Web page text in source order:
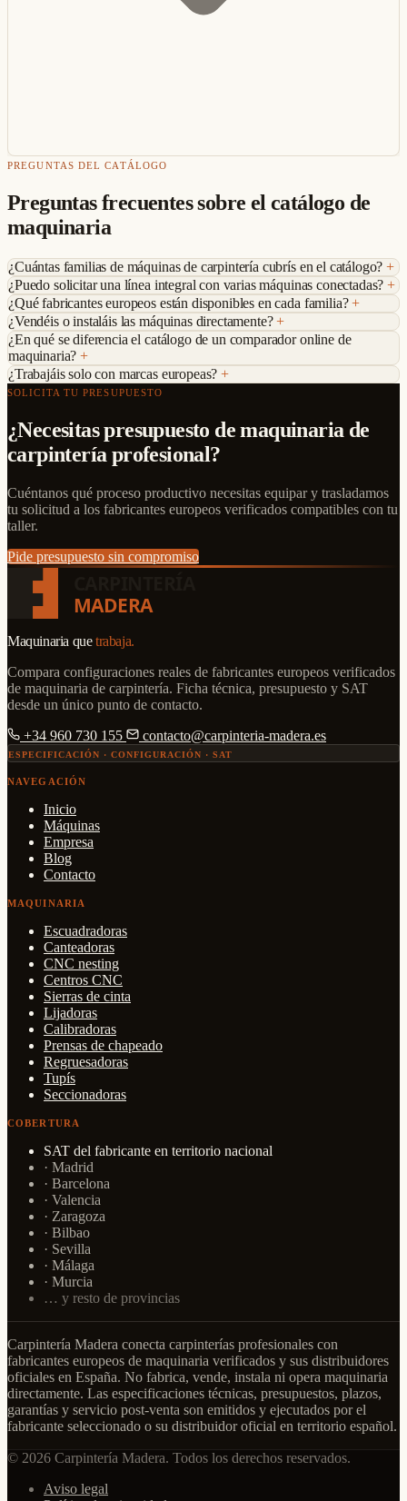
PREGUNTAS DEL CATÁLOGO
Preguntas frecuentes sobre el catálogo de
maquinaria
¿Cuántas familias de máquinas de carpintería cubrís en el catálogo? +
¿Puedo solicitar una línea integral con varias máquinas conectadas? +
¿Qué fabricantes europeos están disponibles en cada familia? +
¿Vendéis o instaláis las máquinas directamente? +
¿En qué se diferencia el catálogo de un comparador online de
maquinaria? +
¿Trabajáis solo con marcas europeas? +
SOLICITA TU PRESUPUESTO
¿Necesitas presupuesto de maquinaria de
carpintería profesional?
Cuéntanos qué proceso productivo necesitas equipar y trasladamos
tu solicitud a los fabricantes europeos verificados compatibles con tu
taller.
Pide presupuesto sin compromiso
MADERA
Maquinaria quetrabaja.
Compara configuraciones reales de fabricantes europeos verificados
de maquinaria de carpintería. Ficha técnica, presupuesto y SAT
desde un único punto de contacto.
+34 960 730 155
contacto@carpinteria-madera.es
ESPECIFICACIÓN · CONFIGURACIÓN · SAT
NAVEGACIÓN
Inicio
Máquinas
Empresa
Blog
Contacto
MAQUINARIA
Escuadradoras
Canteadoras
CNC nesting
Centros CNC
Sierras de cinta
Lijadoras
Calibradoras
Prensas de chapeado
Regruesadoras
Tupís
Seccionadoras
COBERTURA
SAT del fabricante en territorio nacional
· Madrid
· Barcelona
· Valencia
· Zaragoza
· Bilbao
· Sevilla
· Málaga
· Murcia
… y resto de provincias
Carpintería Madera conecta carpinterías profesionales con
fabricantes europeos de maquinaria verificados y sus distribuidores
oficiales en España. No fabrica, vende, instala ni opera maquinaria
directamente. Las especificaciones técnicas, presupuestos, plazos,
garantías y servicio post-venta son emitidos y ejecutados por el
fabricante seleccionado o su distribuidor oficial en territorio español.
© 2026 Carpintería Madera. Todos los derechos reservados.
Aviso legal